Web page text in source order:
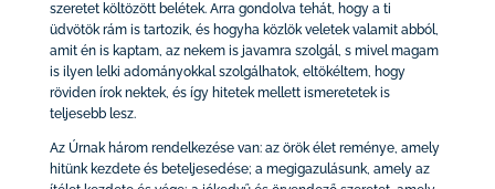
szeretet költözött belétek. Arra gondolva tehát, hogy a ti
üdvötök rám is tartozik, és hogyha közlök veletek valamit abból,
amit én is kaptam, az nekem is javamra szolgál, s mivel magam
is ilyen lelki adományokkal szolgálhatok, eltökéltem, hogy
röviden írok nektek, és így hitetek mellett ismeretetek is
teljesebb lesz.
Az Úrnak három rendelkezése van: az örök élet reménye, amely
hitünk kezdete és beteljesedése; a megigazulásunk, amely az